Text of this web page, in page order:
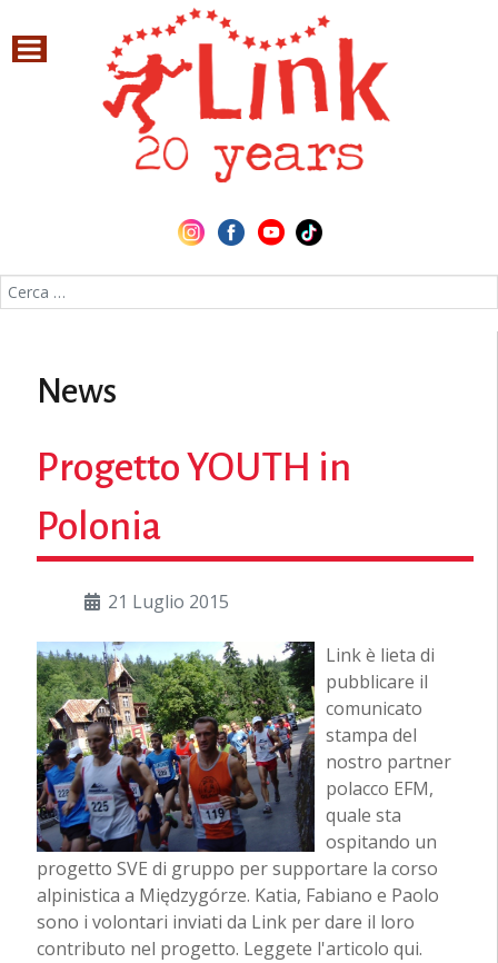
Cerca nel sito
News
Progetto YOUTH in
Polonia
21 Luglio 2015
Link è lieta di
pubblicare il
comunicato
stampa del
nostro partner
polacco EFM,
quale sta
ospitando un
progetto SVE di gruppo per supportare la corso
alpinistica a Międzygórze. Katia, Fabiano e Paolo
sono i volontari inviati da Link per dare il loro
contributo nel progetto. Leggete l'articolo qui.